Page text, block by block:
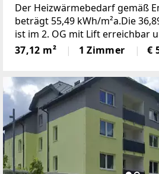
Der Heizwärmebedarf gemäß
beträgt 55,49 kWh/m²a.Die
ist im 2. OG mit Lift erreichbar
folgenden
Vorzimmer und Bad inkl. WC1
37,12 m² 1 Zimmer €